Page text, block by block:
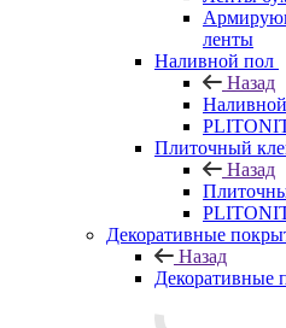
ленты
Наливной пол
Назад
Плиточный
Назад
Декоративные
Назад
Декоративные